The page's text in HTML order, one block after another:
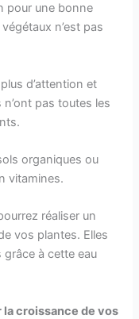
pour une bonne
n’est pas
d’attention et
n’ont pas toutes les
organiques ou
vitamines.
réaliser un
vos plantes. Elles
à cette eau
croissance de vos